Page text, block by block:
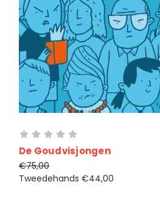
De Goudvisjongen
€75,00
Tweedehands €44,00